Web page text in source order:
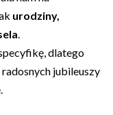
urodziny,
.
dlatego
radosnych jubileuszy